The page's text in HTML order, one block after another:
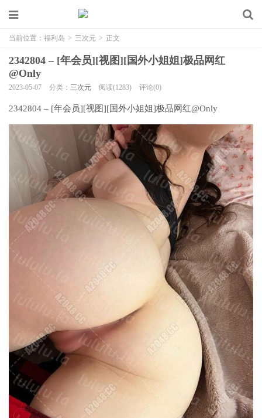
当前位置： 福利岛 > 三次元 > 正文
2342804 – [年会员][视图][国外小姐姐]极品网红
@Only
2023-05-07 分类： 三次元 阅读(1283) 评论(0)
2342804 – [年会员][视图][国外小姐姐]极品网红@Only